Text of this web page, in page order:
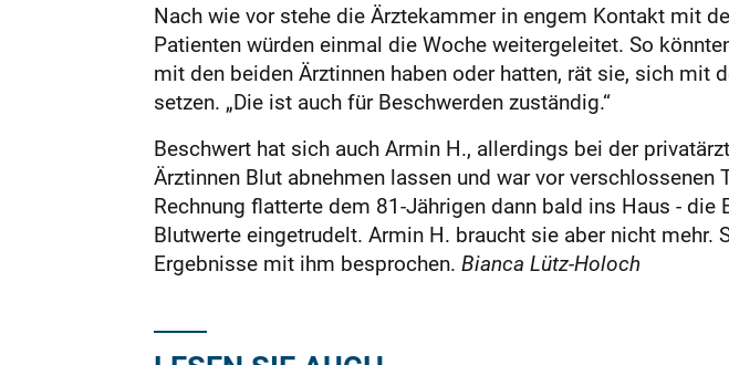
Nach wie vor stehe die Ärztekammer in engem Kontakt mit
Patienten würden einmal die Woche weitergeleitet. So
mit den beiden Ärztinnen haben oder hatten, rät sie, sich
setzen. „Die ist auch für Beschwerden zuständig.“
Beschwert hat sich auch Armin H., allerdings bei der
Ärztinnen Blut abnehmen lassen und war vor
Rechnung flatterte dem 81-Jährigen dann bald ins Haus -
Blutwerte eingetrudelt. Armin H. braucht sie aber nicht
Ergebnisse mit ihm besprochen. Bianca Lütz-Holoch